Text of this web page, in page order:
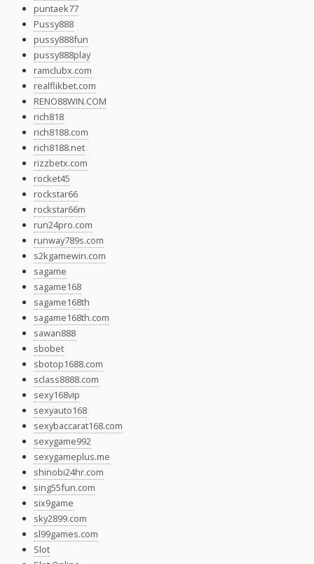
puntaek77
Pussy888
pussy888fun
pussy888play
ramclubx.com
realflikbet.com
RENO88WIN.COM
rich818
rich8188.com
rich8188.net
rizzbetx.com
rocket45
rockstar66
rockstar66m
run24pro.com
runway789s.com
s2kgamewin.com
sagame
sagame168
sagame168th
sagame168th.com
sawan888
sbobet
sbotop1688.com
sclass8888.com
sexy168vip
sexyauto168
sexybaccarat168.com
sexygame992
sexygameplus.me
shinobi24hr.com
sing55fun.com
six9game
sky2899.com
sl99games.com
Slot